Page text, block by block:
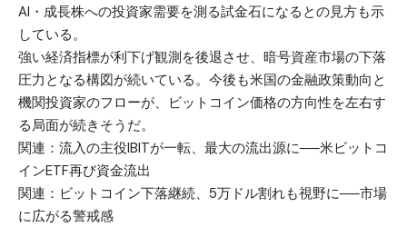
AI・成長株への投資家需要を測る試金石になるとの見方も示
している。
強い経済指標が利下げ観測を後退させ、暗号資産市場の下落
圧力となる構図が続いている。今後も米国の金融政策動向と
機関投資家のフローが、ビットコイン価格の方向性を左右す
る局面が続きそうだ。
関連： 流入の主役IBITが一転、最大の流出源に──米ビットコ
インETF再び資金流出
関連： ビットコイン下落継続、5万ドル割れも視野に──市場
に広がる警戒感